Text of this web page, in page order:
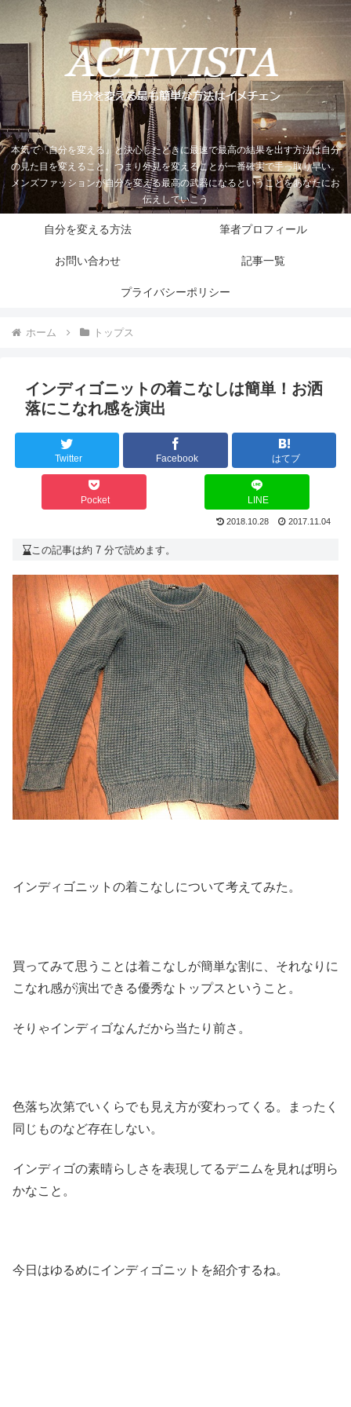
本気で『自分を変える』と決心したときに最速で最高の結果を出す方法は自分
の見た目を変えること。つまり外見を変えることが一番確実で手っ取り早い。
メンズファッションが自分を変える最高の武器になるということをあなたにお
伝えしていこう
自分を変える方法 筆者プロフィール
お問い合わせ 記事一覧
プライバシーポリシー
ホーム トップス
インディゴニットの着こなしは簡単！お洒
落にこなれ感を演出
Twitter Facebook はてブ
Pocket LINE
2018.10.28 2017.11.04
この記事は約 7 分で読めます。
インディゴニットの着こなしについて考えてみた。
買ってみて思うことは着こなしが簡単な割に、それなりに
こなれ感が演出できる優秀なトップスということ。
そりゃインディゴなんだから当たり前さ。
色落ち次第でいくらでも見え方が変わってくる。まったく
同じものなど存在しない。
インディゴの素晴らしさを表現してるデニムを見れば明ら
かなこと。
今日はゆるめにインディゴニットを紹介するね。